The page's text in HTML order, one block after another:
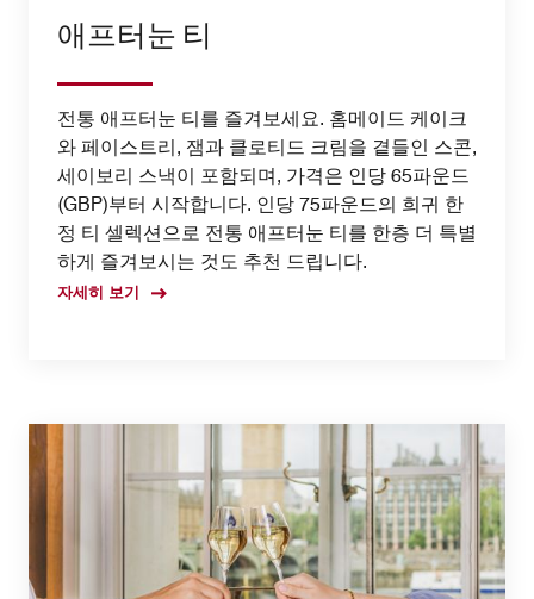
애프터눈 티
전통 애프터눈 티를 즐겨보세요. 홈메이드 케이크
와 페이스트리, 잼과 클로티드 크림을 곁들인 스콘,
세이보리 스낵이 포함되며, 가격은 인당 65파운드
(GBP)부터 시작합니다. 인당 75파운드의 희귀 한
정 티 셀렉션으로 전통 애프터눈 티를 한층 더 특별
하게 즐겨보시는 것도 추천 드립니다.
자세히 보기